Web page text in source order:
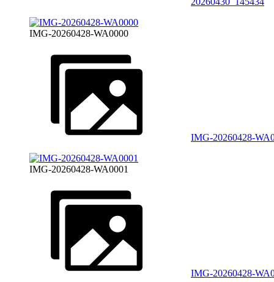
IMG-20260428-WA0000
IMG-20260428-
IMG-20260428-WA0001
IMG-20260428-